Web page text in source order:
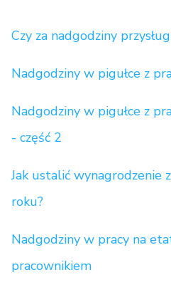
Czy za nadgodziny
Nadgodziny w pigułce z
Nadgodziny w pigułce z
- część 2
Jak ustalić wynagrodzenie
roku?
Nadgodziny w pracy na
pracownikiem